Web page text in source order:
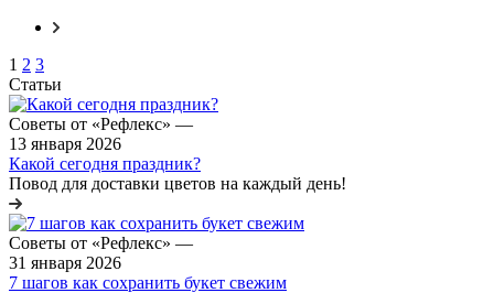
1 2 3
Статьи
Советы от «Рефлекс» —
13 января 2026
Какой сегодня праздник?
Повод для доставки цветов на каждый день!
Советы от «Рефлекс» —
31 января 2026
7 шагов как сохранить букет свежим